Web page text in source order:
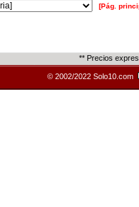
[Pág.
** Precios
© 2002/2022 Solo10.com